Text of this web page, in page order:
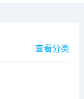
查看分类